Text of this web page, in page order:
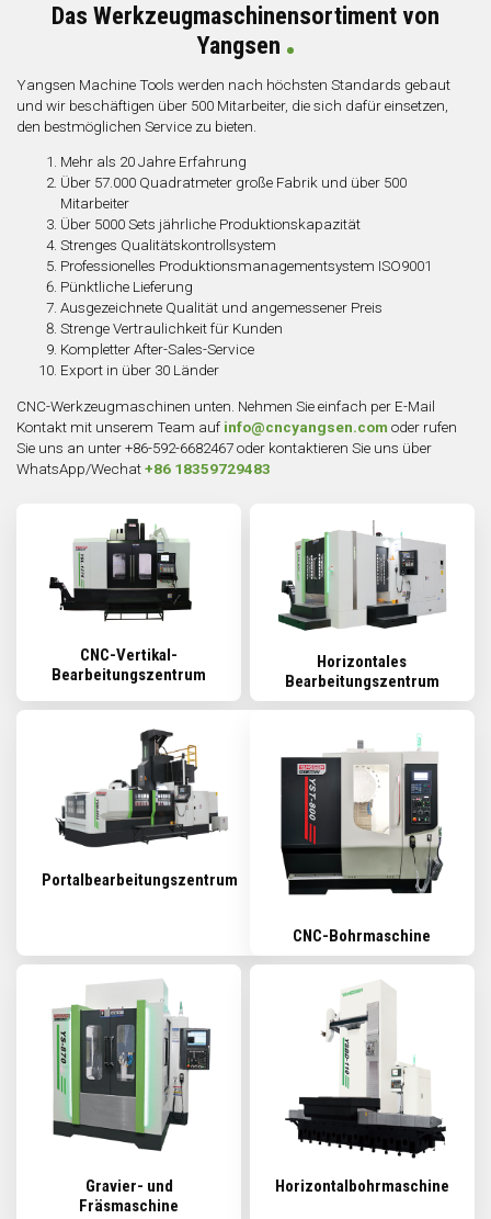
Das Werkzeugmaschinensortiment von
Yangsen
Yangsen Machine Tools werden nach höchsten Standards gebaut
und wir beschäftigen über 500 Mitarbeiter, die sich dafür einsetzen,
den bestmöglichen Service zu bieten.
Mehr als 20 Jahre Erfahrung
Über 57.000 Quadratmeter große Fabrik und über 500
Mitarbeiter
Über 5000 Sets jährliche Produktionskapazität
Strenges Qualitätskontrollsystem
Professionelles Produktionsmanagementsystem ISO9001
Pünktliche Lieferung
Ausgezeichnete Qualität und angemessener Preis
Strenge Vertraulichkeit für Kunden
Kompletter After-Sales-Service
Export in über 30 Länder
CNC-Werkzeugmaschinen unten. Nehmen Sie einfach per E-Mail
Kontakt mit unserem Team auf info@cncyangsen.com oder rufen
Sie uns an unter +86-592-6682467 oder kontaktieren Sie uns über
WhatsApp/Wechat+86 18359729483
CNC-Vertikal-
Bearbeitungszentrum
Horizontales
Bearbeitungszentrum
Portalbearbeitungszentrum
CNC-Bohrmaschine
Gravier- und
Fräsmaschine
Horizontalbohrmaschine